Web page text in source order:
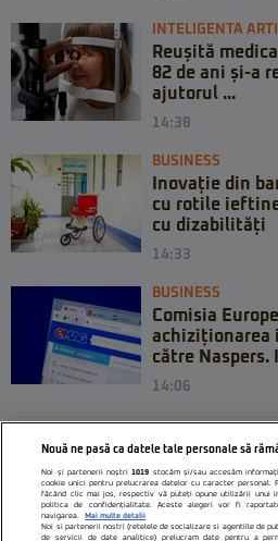
INTELIGENTA
Reușită
82 de ani și-a
ajutorul ...
14:38
BUSINESS
Inovație din
cu rotile
cu dizabilități
14:33
BUSINESS
Comisia
achiziționarea
către Naspers.
14:06
Nouă ne pasă ca datele tale personale să
Noi și partenerii noștri1019 stocăm și/sau accesăm
cookie unici pentru prelucrarea datelor cu caracter personal.
făcând clic mai jos, respectiv vă puteți opune utilizării unui
politica de confidențialitate. Aceste alegeri vor fi
navigarea.
Mai multe detalii
Noi si partenerii nostri (retelele de socializare si agentiile de
de servicii de date analitice) prelucram date pentru a